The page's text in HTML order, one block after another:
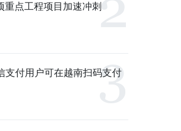
重点工程项目加速冲刺
支付用户可在越南扫码支付